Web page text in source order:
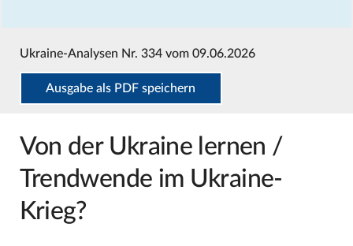
Ukraine-Analysen Nr. 334 vom 09.06.2026
Ausgabe als PDF speichern
Von der Ukraine lernen /
Trendwende im Ukraine-
Krieg?